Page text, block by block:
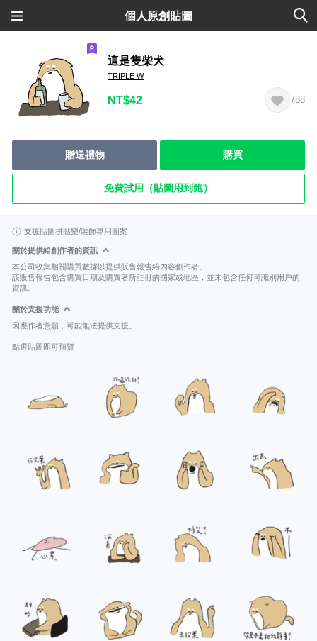
個人原創貼圖
這是隻柴犬
TRIPLE W
NT$42 788
贈送禮物 購買
免費試用（貼圖用到飽）
支援貼圖拼貼樂/裝飾專用圖案
關於提供給創作者的資訊
本公司收集相關購買數據以提供販售報告給內容創作者。
該販售報告包含購買日期及購買者所註冊的國家或地區，並未包含任何可識別用戶的
資訊。
關於支援功能
因應作者意願，可能無法提供支援。
點選貼圖即可預覽